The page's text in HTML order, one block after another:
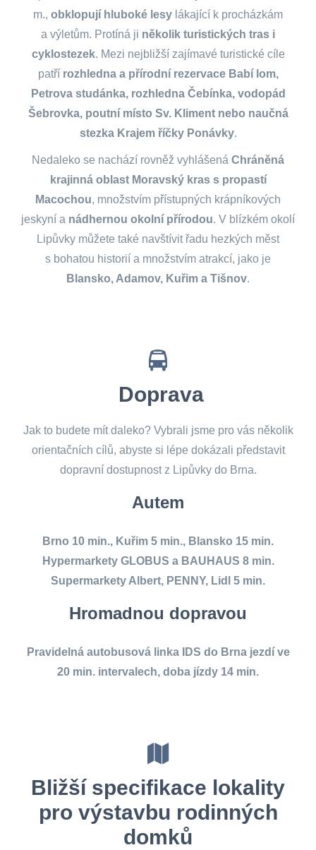
m., obklopují hluboké lesy lákající k procházkám
a výletům. Protíná ji několik turistických tras i
cyklostezek. Mezi nejbližší zajímavé turistické cíle
patří rozhledna a přírodní rezervace Babí lom,
Petrova studánka, rozhledna Čebínka, vodopád
Šebrovka, poutní místo Sv. Kliment nebo naučná
stezka Krajem říčky Ponávky.
Nedaleko se nachází rovněž vyhlášená Chráněná
krajinná oblast Moravský kras s propastí
Macochou, množstvím přístupných krápníkových
jeskyní a nádhernou okolní přírodou. V blízkém okolí
Lipůvky můžete také navštívit řadu hezkých měst
s bohatou historií a množstvím atrakcí, jako je
Blansko, Adamov, Kuřim a Tišnov.
Doprava
Jak to budete mít daleko? Vybrali jsme pro vás několik
orientačních cílů, abyste si lépe dokázali představit
dopravní dostupnost z Lipůvky do Brna.
Autem
Brno 10 min., Kuřim 5 min., Blansko 15 min.
Hypermarkety GLOBUS a BAUHAUS 8 min.
Supermarkety Albert, PENNY, Lidl 5 min.
Hromadnou dopravou
Pravidelná autobusová linka IDS do Brna jezdí ve
20 min. intervalech, doba jízdy 14 min.
Bližší specifikace lokality
pro výstavbu rodinných
domků